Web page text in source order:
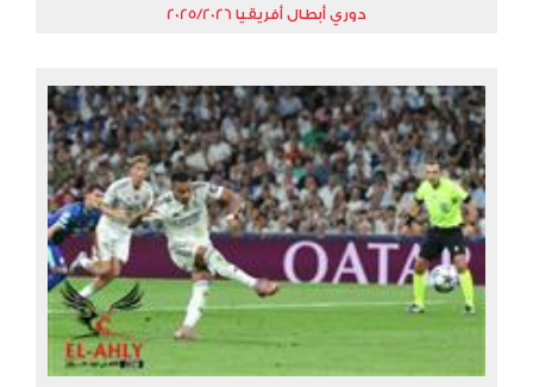
دوري أبطال أفريقيا 2025/2026